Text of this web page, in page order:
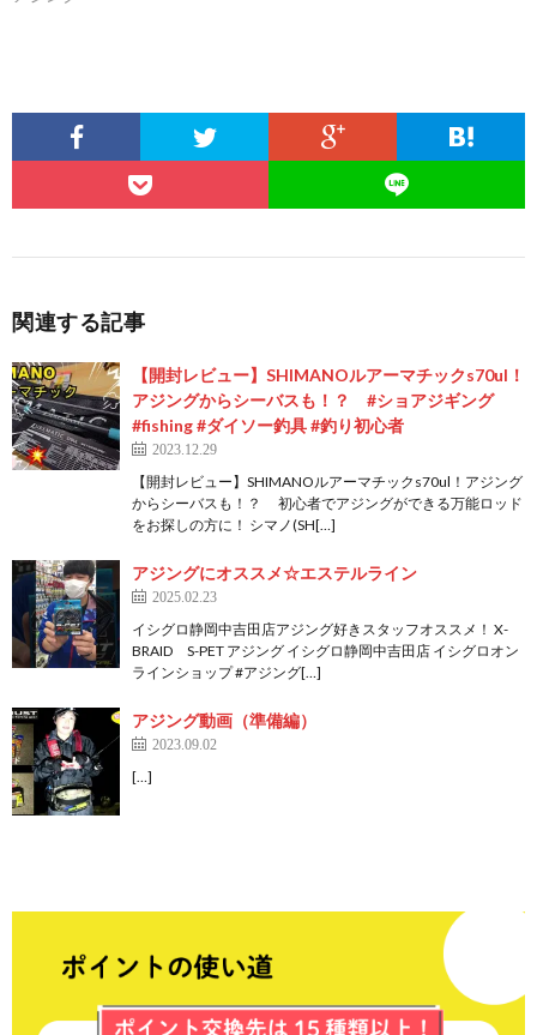
関連する記事
【開封レビュー】SHIMANOルアーマチックs70ul！
アジングからシーバスも！？ #ショアジギング
#fishing #ダイソー釣具 #釣り初心者
2023.12.29
【開封レビュー】SHIMANOルアーマチックs70ul！アジング
からシーバスも！？ 初心者でアジングができる万能ロッド
をお探しの方に！ シマノ(SH[…]
アジングにオススメ☆エステルライン
2025.02.23
イシグロ静岡中吉田店アジング好きスタッフオススメ！ X-
BRAID S-PET アジング イシグロ静岡中吉田店 イシグロオン
ラインショップ #アジング[…]
アジング動画（準備編）
2023.09.02
[…]